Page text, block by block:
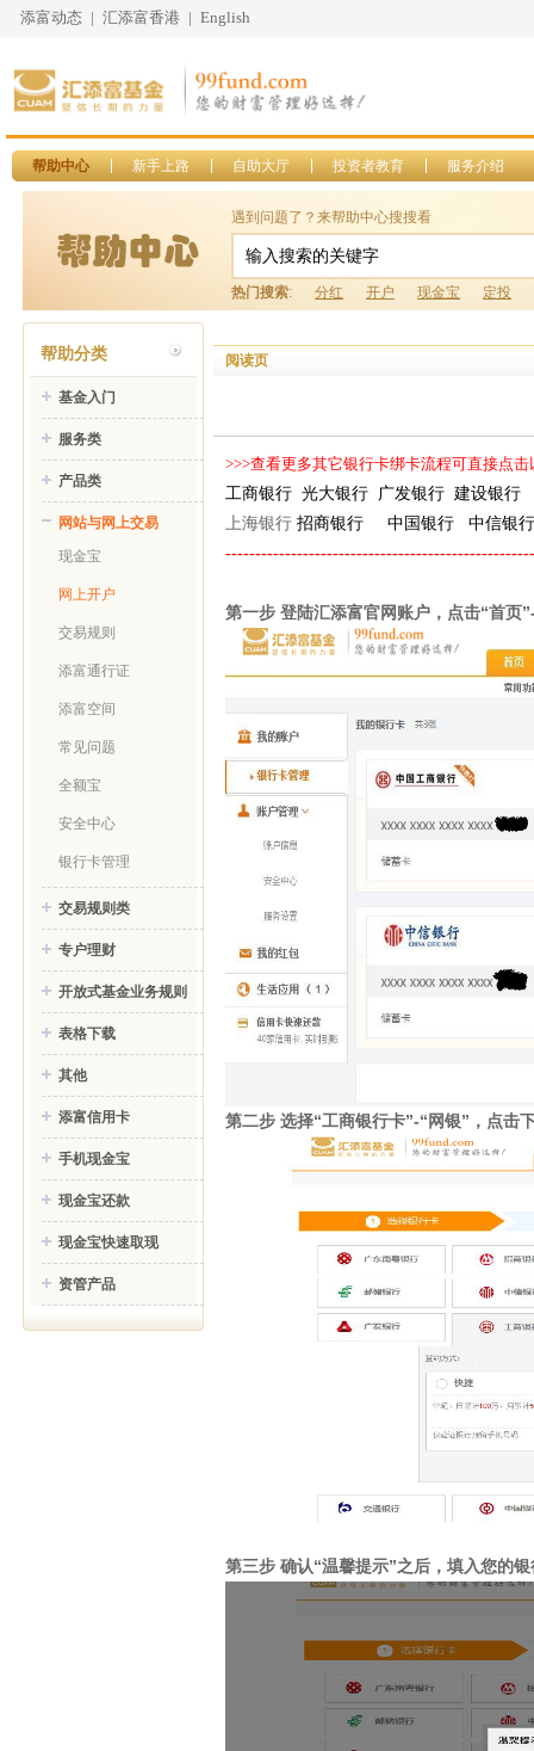
添富动态 | 汇添富香港 | English
帮助中心 新手上路 自助大厅 投资者教育 服务介绍
遇到问题了？来帮助中心搜搜看
热门搜索: 分红 开户 现金宝 定投
帮助分类
基金入门
服务类
产品类
网站与网上交易
现金宝
网上开户
交易规则
添富通行证
添富空间
常见问题
全额宝
安全中心
银行卡管理
交易规则类
专户理财
开放式基金业务规则
表格下载
其他
添富信用卡
手机现金宝
现金宝还款
现金宝快速取现
资管产品
阅读页
>>>查看更多其它银行卡绑卡流程可直接点击
工商银行 光大银行 广发银行 建设银行
上海银行 招商银行 中国银行
中信银行
第一步 登陆汇添富官网账户，点击“首页
第二步 选择“工商银行卡”-“网银”，点击
第三步 确认“温馨提示”之后，填入您的